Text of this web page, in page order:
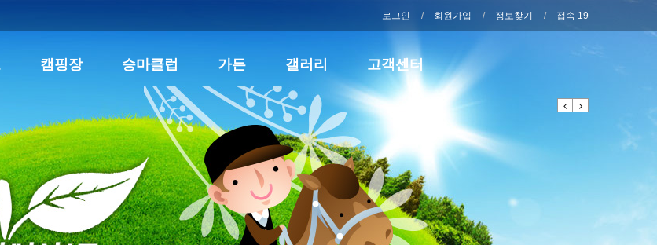
로그인 회원가입 정보찾기 접속 19
캠핑장 승마클럽 가든 갤러리 고객센터
Previous
Next